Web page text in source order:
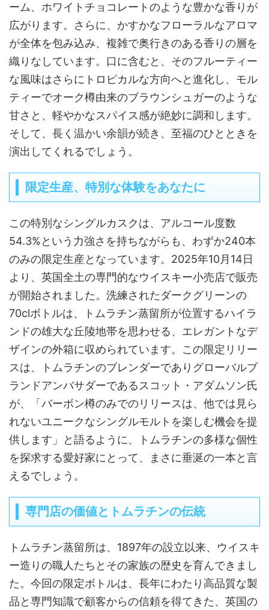
ーム、ホワイトチョコレートのような豊かな香りが
広がります。さらに、かすかなフローラルなアロマ
が全体を包み込み、複雑で奥行きのある香りの層を
織りなしています。口に含むと、そのフルーティー
な風味はさらにトロピカルな方向へと進化し、モル
ティーでオーク樽由来のブラウンシュガーのような
甘さと、軽やかなスパイス感が絶妙に調和します。
そして、長く温かい余韻が続き、至福のひとときを
演出してくれるでしょう。
限定生産、特別な体験をあなたに
この特別なシングルカスクは、アルコール度数
54.3%という力強さを持ちながらも、わずか240本
のみの限定生産となっています。2025年10月14日
より、英国全土の専門的なウイスキー小売店で販売
が開始されました。洗練されたダークグリーンの
70clボトルは、トムラチン蒸留所が位置するハイラ
ンドの雄大な丘陵地帯を思わせる、エレガントなデ
ザインの外箱に収められています。この限定リリー
スは、トムラチンのブレンダーでありグローバルブ
ランドアンバサダーであるスコット・アダムソン氏
が、「バーボン樽のみでのリリースは、他では見ら
れないユニークなシングルモルトを楽しむ機会を提
供します」と語るように、トムラチンの多様な個性
を探求する愛好家にとって、まさに垂涎の一本と言
えるでしょう。
専門店の価値とトムラチンの伝統
トムラチン蒸留所は、1897年の設立以来、ウイスキ
ー造りの職人たちとその家族の歴史を育んできまし
た。今回の限定ボトルは、長年にわたり高品質な製
品と専門知識で顧客からの信頼を得てきた、英国の